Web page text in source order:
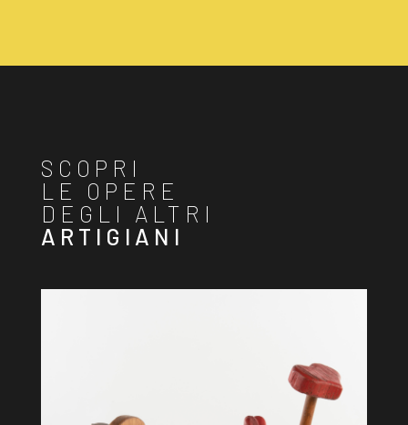
SCOPRI
LE OPERE
DEGLI ALTRI
ARTIGIANI